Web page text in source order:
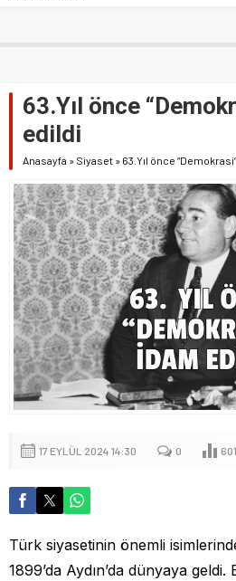
63.Yıl önce
edildi
Anasayfa » Siyaset » 63.Yıl önce
17 EYLÜL 2024 14:30 0 601
Türk siyasetinin önemli
1899’da Aydın’da dünyaya